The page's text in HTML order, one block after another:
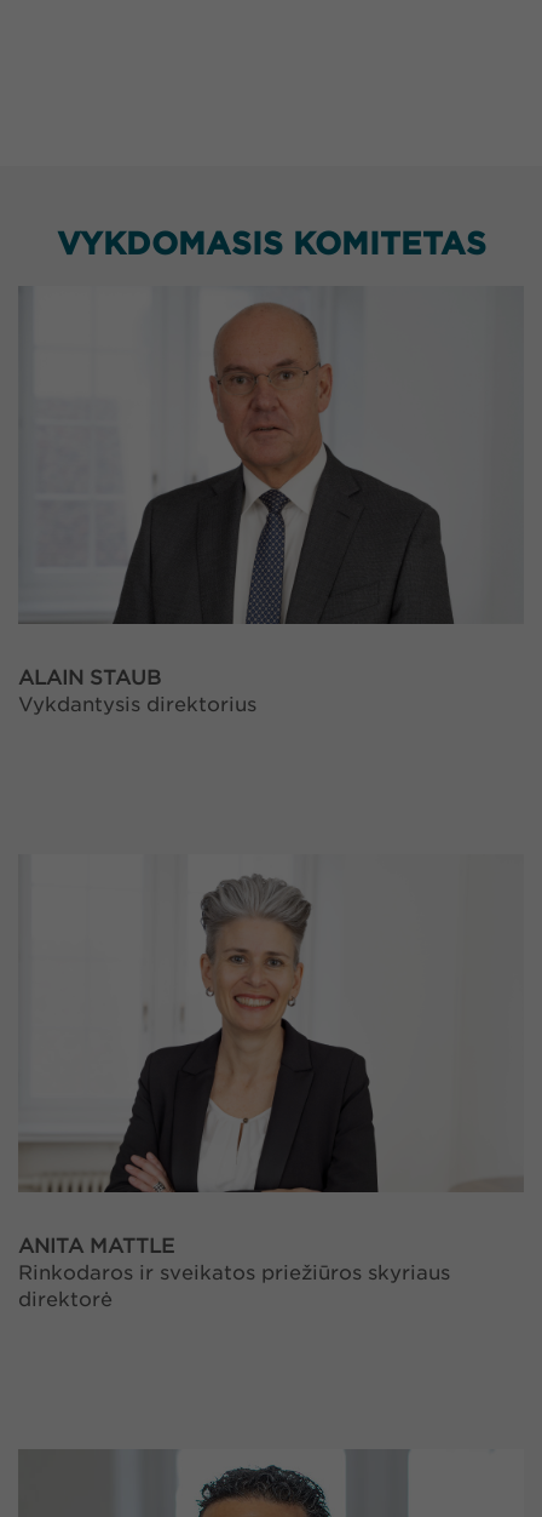
VYKDOMASIS KOMITETAS
ALAIN STAUB
Vykdantysis direktorius
ANITA MATTLE
Rinkodaros ir sveikatos priežiūros skyriaus
direktorė